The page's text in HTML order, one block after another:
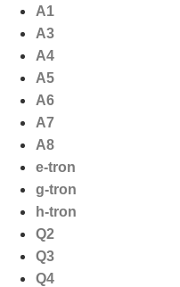
naar
inhoud
A1
A3
A4
A5
A6
A7
A8
e-tron
g-tron
h-tron
Q2
Q3
Q4